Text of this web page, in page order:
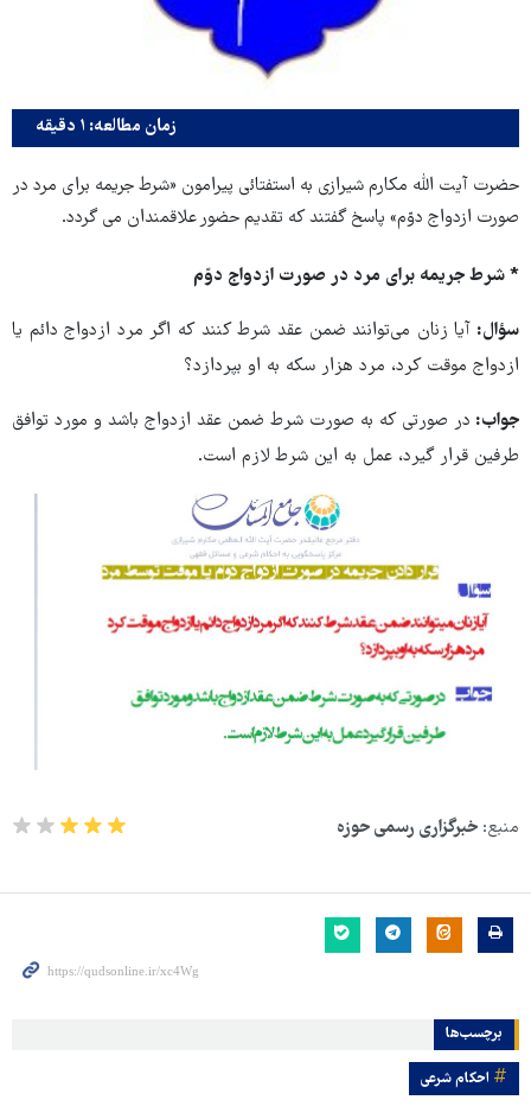
زمان مطالعه: ۱ دقیقه
حضرت آیت الله مکارم شیرازی به استفتائی پیرامون «شرط جریمه برای مرد در
صورت ازدواج دوّم» پاسخ گفتند که تقدیم حضور علاقمندان می گردد.
* شرط جریمه برای مرد در صورت ازدواج دوّم
سؤال: آیا زنان می‌توانند ضمن عقد شرط کنند که اگر مرد ازدواج دائم یا
ازدواج موقت کرد، مرد هزار سکه به او بپردازد؟
جواب: در صورتی که به صورت شرط ضمن عقد ازدواج باشد و مورد توافق
طرفین قرار گیرد، عمل به این شرط لازم است.‌
منبع: خبرگزاری رسمی حوزه
برچسب‌ها
احکام شرعی